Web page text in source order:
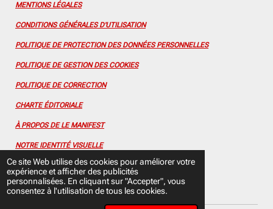
Ce site Web utilise des cookies pour améliorer votre
expérience et afficher des publicités
personnalisées. En cliquant sur "Accepter", vous
consentez à l'utilisation de tous les cookies.
MENTIONS LÉGALES
CONDITIONS GÉNÉRALES D'UTILISATION
POLITIQUE DE PROTECTION DES DONNÉES PERSONNELLES
POLITIQUE DE GESTION DES COOKIES
POLITIQUE DE CORRECTION
CHARTE ÉDITORIALE
À PROPOS DE LE MANIFEST
NOTRE IDENTITÉ VISUELLE
CONTACTEZ-NOUS
FLUX RSS